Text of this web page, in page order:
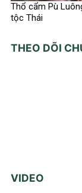
Thổ cẩm Pù
tộc Thái
THEO DÕI
VIDEO